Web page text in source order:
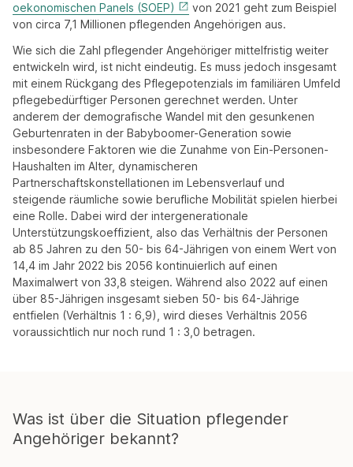
oekonomischen Panels (SOEP)
von 2021 geht zum Beispiel
von circa 7,1 Millionen pflegenden Angehörigen aus.
Wie sich die Zahl pflegender Angehöriger mittelfristig weiter
entwickeln wird, ist nicht eindeutig. Es muss jedoch insgesamt
mit einem Rückgang des Pflegepotenzials im familiären Umfeld
pflegebedürftiger Personen gerechnet werden. Unter
anderem der demografische Wandel mit den gesunkenen
Geburtenraten in der Babyboomer-Generation sowie
insbesondere Faktoren wie die Zunahme von Ein-Personen-
Haushalten im Alter, dynamischeren
Partnerschaftskonstellationen im Lebensverlauf und
steigende räumliche sowie berufliche Mobilität spielen hierbei
eine Rolle. Dabei wird der intergenerationale
Unterstützungskoeffizient, also das Verhältnis der Personen
ab 85 Jahren zu den 50- bis 64-Jährigen von einem Wert von
14,4 im Jahr 2022 bis 2056 kontinuierlich auf einen
Maximalwert von 33,8 steigen. Während also 2022 auf einen
über 85-Jährigen insgesamt sieben 50- bis 64-Jährige
entfielen (Verhältnis 1 : 6,9), wird dieses Verhältnis 2056
voraussichtlich nur noch rund 1 : 3,0 betragen.
Was ist über die Situation pflegender
Angehöriger bekannt?